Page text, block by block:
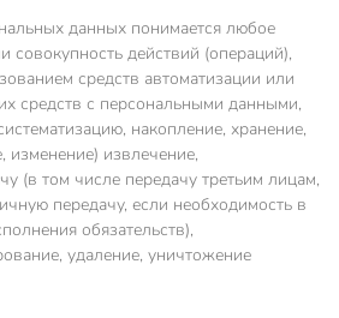
данных понимается любое
совокупность действий (операций),
средств автоматизации или
средств с персональными данными,
накопление, хранение,
изменение) извлечение,
(в том числе передачу третьим лицам,
передачу, если необходимость в
обязательств),
удаление, уничтожение